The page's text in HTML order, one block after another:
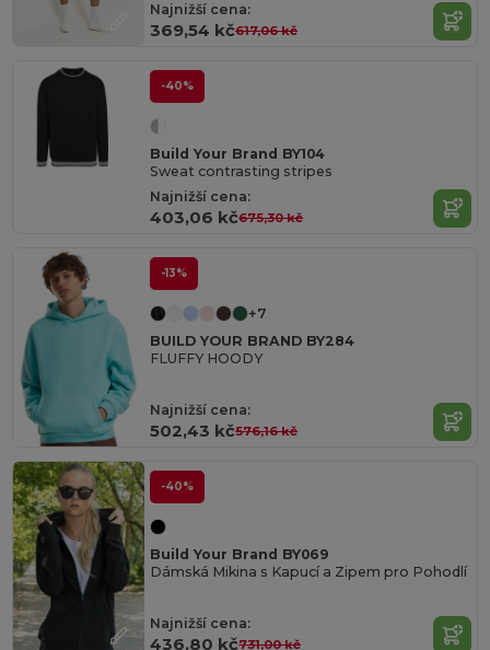
Najnižší cena:
369,54 kč617,06 kč
-40%
Build Your Brand BY104
Sweat contrasting stripes
Najnižší cena:
403,06 kč675,30 kč
-13%
+7
BUILD YOUR BRAND BY284
FLUFFY HOODY
Najnižší cena:
502,43 kč576,16 kč
-40%
Build Your Brand BY069
Dámská Mikina s Kapucí a Zipem pro Pohodlí
Najnižší cena:
436,80 kč731,00 kč